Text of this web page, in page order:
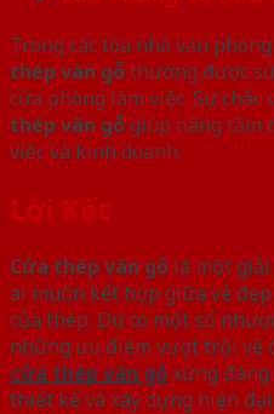
Trong các tòa nhà văn
thép vân gỗ thường được
cửa phòng làm việc. Sự chắc
thép vân gỗ giúp nâng tầm
việc và kinh doanh.
Lời Kết
Cửa thép vân gỗ là một
ai muốn kết hợp giữa vẻ
của thép. Dù có một số
những ưu điểm vượt trội về
cửa thép vân gỗxứng đáng
thiết kế và xây dựng hiện đại.